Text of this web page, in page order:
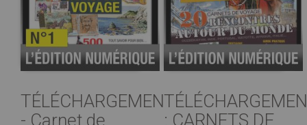
TÉLÉCHARGEMENT
- Carnet de
: CARNETS DE